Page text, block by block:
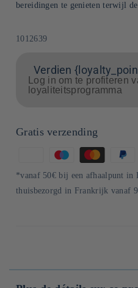
bereidingen te genieten terwijl
SKU:
1012639
Verdien
Log in om te profiteren
loyaliteitsprogramma
Gratis verzending
Betaalmethoden
*vanaf 50€ bij een afhaalpunt in
thuisbezorgd in Frankrijk vanaf